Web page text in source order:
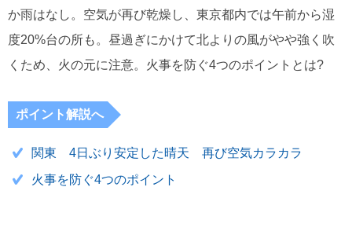
か雨はなし。空気が再び乾燥し、東京都内では午前から湿
度20%台の所も。昼過ぎにかけて北よりの風がやや強く吹
くため、火の元に注意。火事を防ぐ4つのポイントとは?
ポイント解説へ
関東 4日ぶり安定した晴天 再び空気カラカラ
火事を防ぐ4つのポイント